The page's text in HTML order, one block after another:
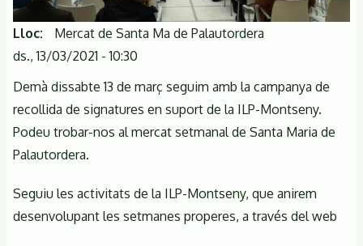
Lloc
Mercat de Santa Ma de Palautordera
ds., 13/03/2021 - 10:30
Demà dissabte 13 de març seguim amb la campanya de
recollida de signatures en suport de la ILP-Montseny.
Podeu trobar-nos al mercat setmanal de Santa Maria de
Palautordera.
Seguiu les activitats de la ILP-Montseny, que anirem
desenvolupant les setmanes properes, a través del web